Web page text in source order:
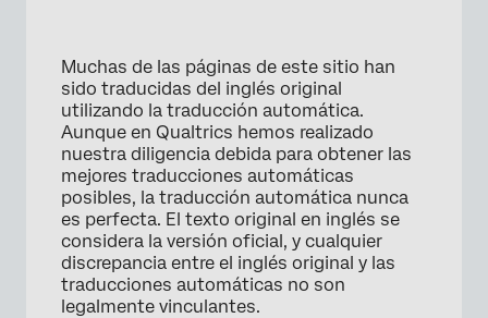
Muchas de las páginas de este sitio han
sido traducidas del inglés original
utilizando la traducción automática.
Aunque en Qualtrics hemos realizado
nuestra diligencia debida para obtener las
mejores traducciones automáticas
posibles, la traducción automática nunca
es perfecta. El texto original en inglés se
considera la versión oficial, y cualquier
discrepancia entre el inglés original y las
traducciones automáticas no son
legalmente vinculantes.